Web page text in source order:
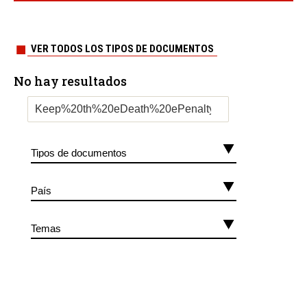
VER TODOS LOS TIPOS DE DOCUMENTOS
No hay resultados